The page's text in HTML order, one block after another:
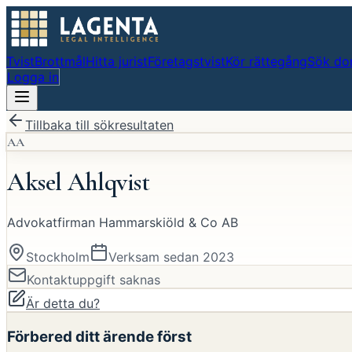
TvistBrottmålHitta juristFöretagstvistKör rättegångSök
Logga in
Tillbaka till sökresultaten
AA
Aksel Ahlqvist
Advokatfirman Hammarskiöld & Co AB
Stockholm Verksam sedan 2023
Kontaktuppgift saknas
Är detta du?
Förbered ditt ärende först